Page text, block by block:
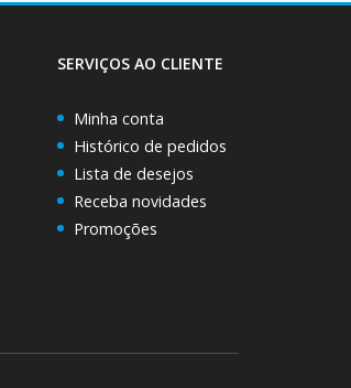
SERVIÇOS AO CLIENTE
Minha conta
Histórico de pedidos
Lista de desejos
Receba novidades
Promoções